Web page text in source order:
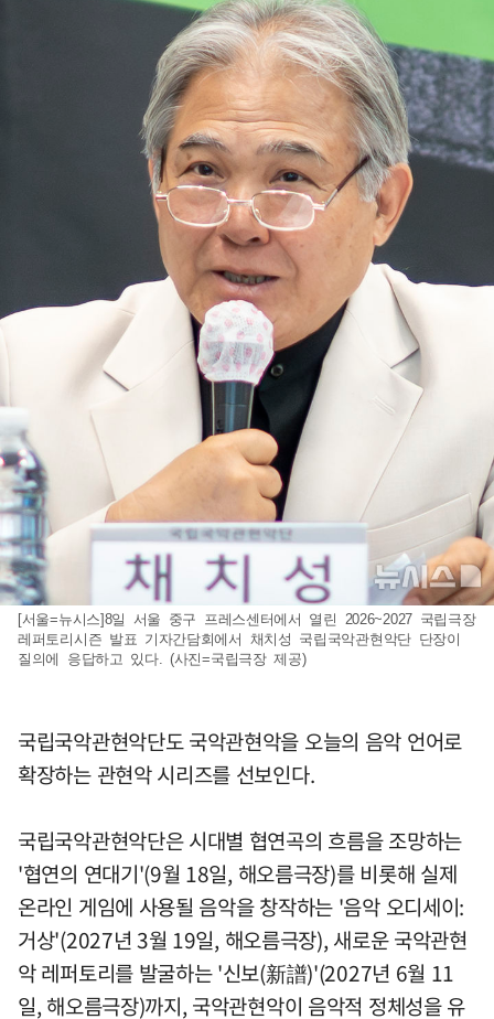
[서울=뉴시스]8일 서울 중구 프레스센터에서 열린 2026~2027 국립극장
레퍼토리시즌 발표 기자간담회에서 채치성 국립국악관현악단 단장이
질의에 응답하고 있다. (사진=국립극장 제공)
국립국악관현악단도 국악관현악을 오늘의 음악 언어로
확장하는 관현악 시리즈를 선보인다.
국립국악관현악단은 시대별 협연곡의 흐름을 조망하는
'협연의 연대기'(9월 18일, 해오름극장)를 비롯해 실제
온라인 게임에 사용될 음악을 창작하는 '음악 오디세이:
거상'(2027년 3월 19일, 해오름극장), 새로운 국악관현
악 레퍼토리를 발굴하는 '신보(新譜)'(2027년 6월 11
일, 해오름극장)까지, 국악관현악이 음악적 정체성을 유